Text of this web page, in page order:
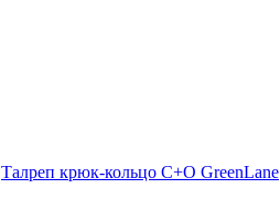
Талреп крюк-кольцо С+O GreenLane